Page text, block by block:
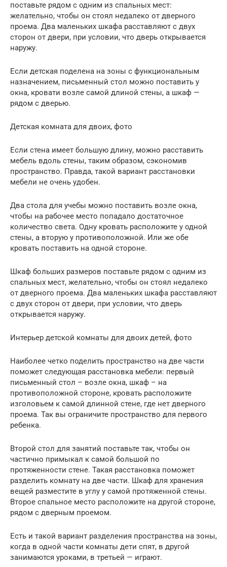
поставьте рядом с одним из спальных мест:
желательно, чтобы он стоял недалеко от дверного
проема. Два маленьких шкафа расставляют с двух
сторон от двери, при условии, что дверь открывается
наружу.
Если детская поделена на зоны с функциональным
назначением, письменный стол можно поставить у
окна, кровати возле самой длиной стены, а шкаф —
рядом с дверью.
Детская комната для двоих, фото
Если стена имеет большую длину, можно расставить
мебель вдоль стены, таким образом, сэкономив
пространство. Правда, такой вариант расстановки
мебели не очень удобен.
Два стола для учебы можно поставить возле окна,
чтобы на рабочее место попадало достаточное
количество света. Одну кровать расположите у одной
стены, а вторую у противоположной. Или же обе
кровать поставить на одной стороне.
Шкаф больших размеров поставьте рядом с одним из
спальных мест, желательно, чтобы он стоял недалеко
от дверного проема. Два маленьких шкафа расставляют
с двух сторон от двери, при условии, что дверь
открывается наружу.
Интерьер детской комнаты для двоих детей, фото
Наиболее четко поделить пространство на две части
поможет следующая расстановка мебели: первый
письменный стол – возле окна, шкаф – на
противоположной стороне, кровать расположите
изголовьем к самой длинной стене, где нет дверного
проема. Так вы ограничите пространство для первого
ребенка.
Второй стол для занятий поставьте так, чтобы он
частично примыкал к самой большой по
протяженности стене. Такая расстановка поможет
разделить комнату на две части. Шкаф для хранения
вещей разместите в углу у самой протяженной стены.
Второе спальное место расположите на другой стороне,
рядом с дверным проемом.
Есть и такой вариант разделения пространства на зоны,
когда в одной части комнаты дети спят, в другой
занимаются уроками, в третьей — играют.